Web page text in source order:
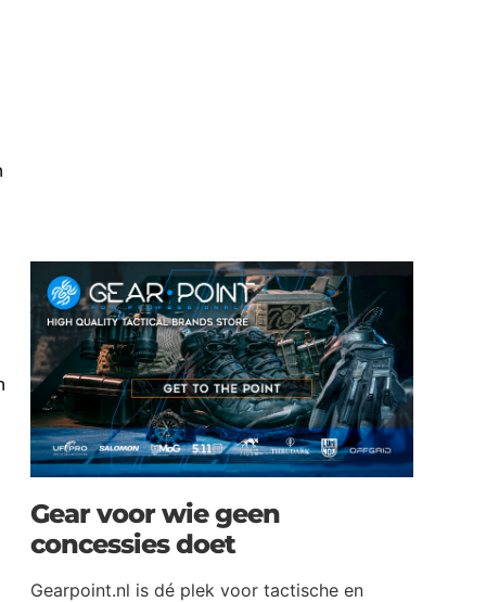
Gear voor wie geen
concessies doet
Gearpoint.nl is dé plek voor tactische en